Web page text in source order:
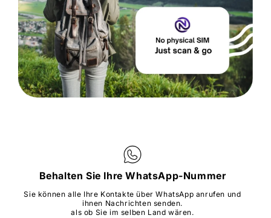
Behalten Sie Ihre WhatsApp-Nummer
Sie können alle Ihre Kontakte über WhatsApp anrufen und
ihnen Nachrichten senden.
als ob Sie im selben Land wären.